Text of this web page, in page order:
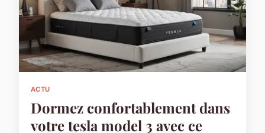
ACTU
Dormez confortablement dans
votre tesla model 3 avec ce